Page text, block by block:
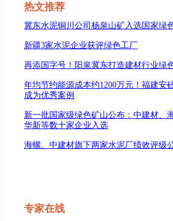
热文推荐
冀东水泥铜川公司杨泉山矿入选国家绿
新疆3家水泥企业获评绿色工厂
再添国字号！阳泉冀东打造建材行业绿
年均节约能源成本约1200万元！福建安
成为优秀案例
新一批国家级绿色矿山公布：中建材、
华新等数十家企业入选
海螺、中建材旗下两家水泥厂绩效评级
专家在线